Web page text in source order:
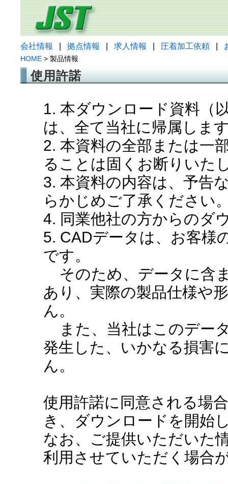
会社情報 拠点情報 求人情報 圧着加工依頼
HOME > 製品情報
使用許諾
1. 本ダウンロード資料（
は、全て当社に帰属しま
2. 本資料の全部または一
ることは固くお断りいた
3. 本資料の内容は、予告
らかじめご了承ください
4. 同業他社の方からのダ
5. CADデータは、お客様
です。
そのため、データに含
あり、実際の製品仕様や
ん。
また、当社はこのデー
発生した、いかなる損害
ん。
使用許諾に同意される場
き、ダウンロードを開始
なお、ご提供いただいた
利用させていただく場合